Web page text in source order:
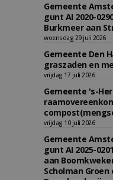
Gemeente
gunt AI 2020-
Burkmeer aan
woensdag 29 juli 2026
Gemeente Den
graszaden en
vrijdag 17 juli 2026
Gemeente 's-
vrijdag 10 juli 2026
Gemeente
gunt AI 2025-
aan
Scholman